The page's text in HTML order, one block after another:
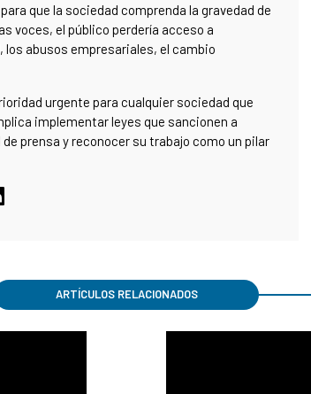
que la sociedad comprenda la gravedad de
voces, el público perdería acceso a
abusos empresariales, el cambio
urgente para cualquier sociedad que
implementar leyes que sancionen a
prensa y reconocer su trabajo como un pilar
ARTÍCULOS RELACIONADOS